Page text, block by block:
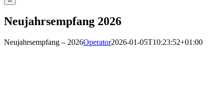
Neujahrsempfang 2026
Neujahrsempfang – 2026Operator2026-01-05T10:23:52+01:00